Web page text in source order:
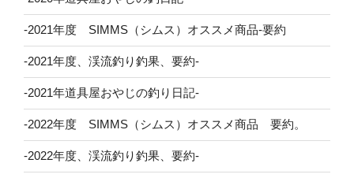
-2021年度 SIMMS（シムス）オススメ商品-要約
-2021年度、渓流釣り釣果、要約-
-2021年道具屋おやじの釣り日記-
-2022年度 SIMMS（シムス）オススメ商品 要約。
-2022年度、渓流釣り釣果、要約-